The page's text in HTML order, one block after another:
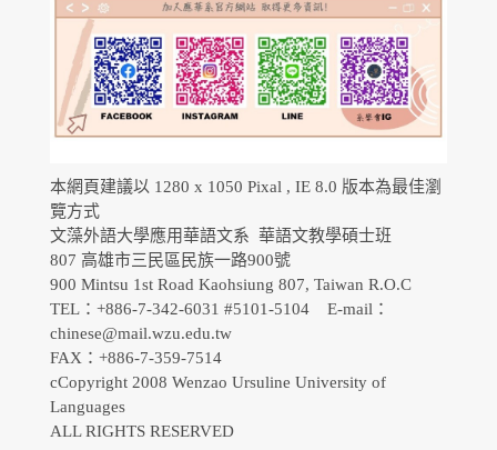
本網頁建議以 1280 x 1050 Pixal , IE 8.0 版本為最佳瀏
覽方式
文藻外語大學應用華語文系 華語文教學碩士班
807 高雄市三民區民族一路900號
900 Mintsu 1st Road Kaohsiung 807, Taiwan R.O.C
TEL：+886-7-342-6031 #5101-5104 E-mail：
chinese@mail.wzu.edu.tw
FAX：+886-7-359-7514
cCopyright 2008 Wenzao Ursuline University of
Languages
ALL RIGHTS RESERVED